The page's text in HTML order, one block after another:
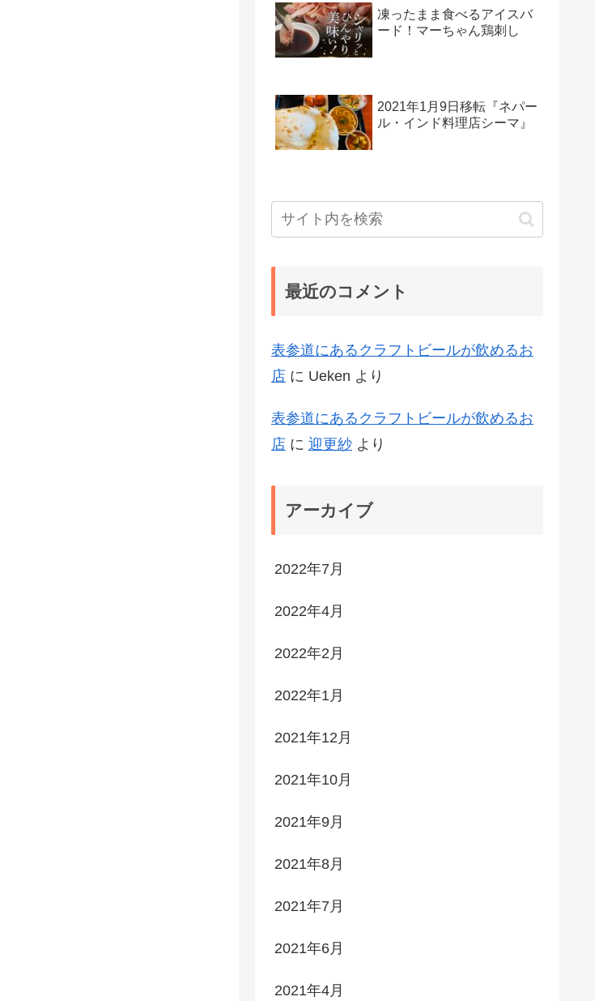
凍ったまま食べるアイスバ
ード！マーちゃん鶏刺し
2021年1月9日移転『ネパー
ル・インド料理店シーマ』
最近のコメント
表参道にあるクラフトビールが飲めるお
店 に Ueken より
表参道にあるクラフトビールが飲めるお
店 に 迎更紗 より
アーカイブ
2022年7月
2022年4月
2022年2月
2022年1月
2021年12月
2021年10月
2021年9月
2021年8月
2021年7月
2021年6月
2021年4月